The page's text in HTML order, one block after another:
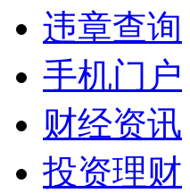
违章查询
手机门户
财经资讯
投资理财